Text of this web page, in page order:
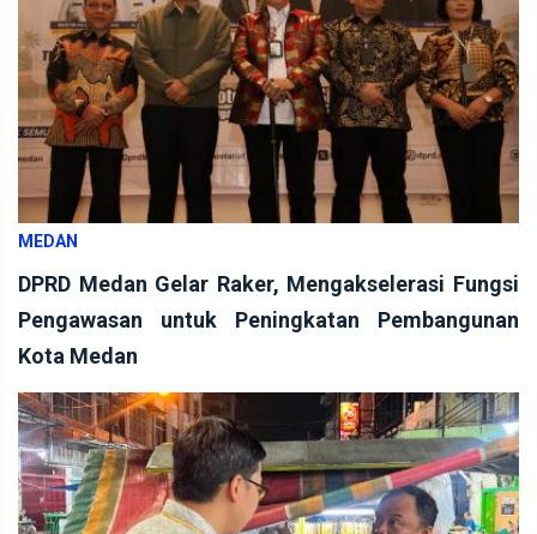
MEDAN
DPRD Medan Gelar Raker, Mengakselerasi Fungsi
Pengawasan untuk Peningkatan Pembangunan
Kota Medan